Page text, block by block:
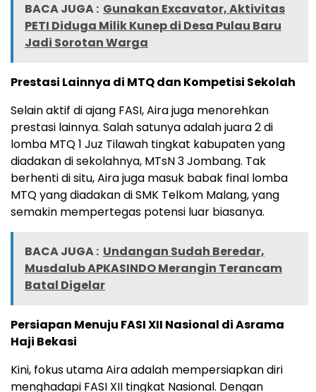
BACA JUGA : Gunakan Excavator, Aktivitas
PETI Diduga Milik Kunep di Desa Pulau Baru
Jadi Sorotan Warga
Prestasi Lainnya di MTQ dan Kompetisi Sekolah
Selain aktif di ajang FASI, Aira juga menorehkan
prestasi lainnya. Salah satunya adalah juara 2 di
lomba MTQ 1 Juz Tilawah tingkat kabupaten yang
diadakan di sekolahnya, MTsN 3 Jombang. Tak
berhenti di situ, Aira juga masuk babak final lomba
MTQ yang diadakan di SMK Telkom Malang, yang
semakin mempertegas potensi luar biasanya.
BACA JUGA : Undangan Sudah Beredar,
Musdalub APKASINDO Merangin Terancam
Batal Digelar
Persiapan Menuju FASI XII Nasional di Asrama
Haji Bekasi
Kini, fokus utama Aira adalah mempersiapkan diri
menghadapi FASI XII tingkat Nasional. Dengan